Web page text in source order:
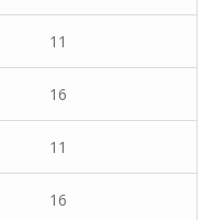
11
16
11
16